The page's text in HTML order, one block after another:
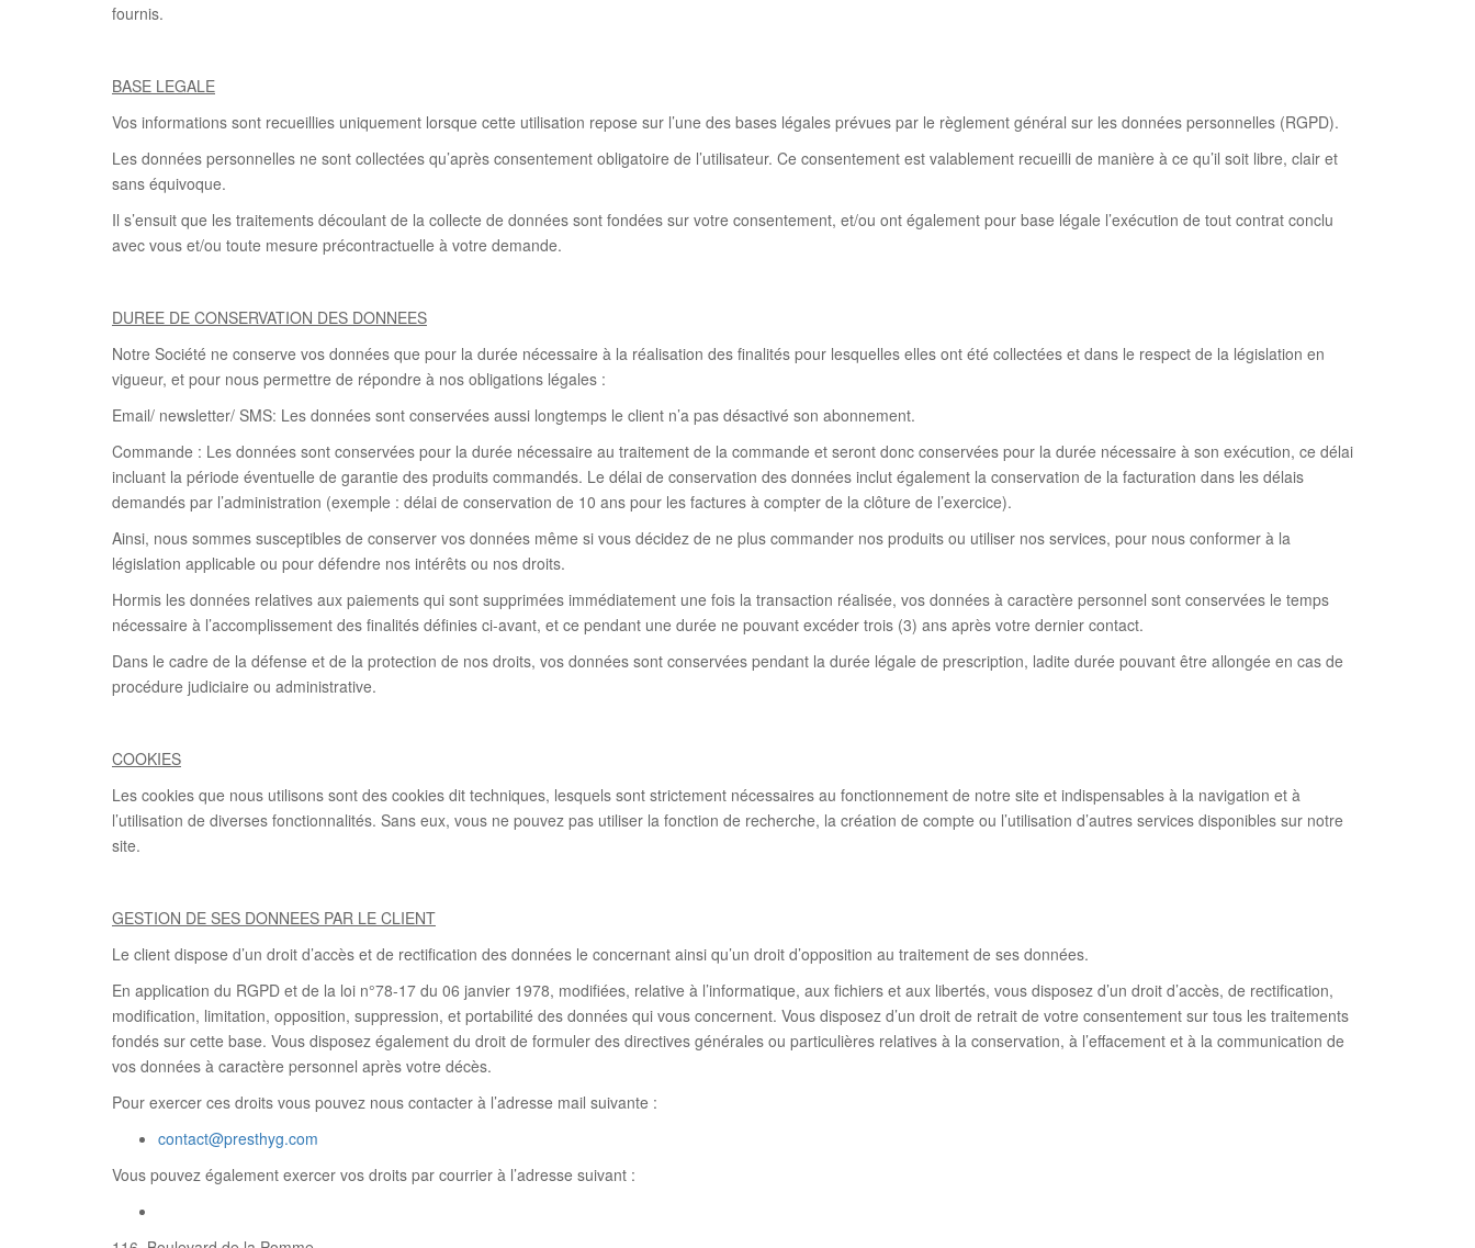
fournis.
BASE LEGALE
Vos informations sont recueillies uniquement lorsque cette utilisation repose sur l’une des bases légales prévues par le règlement général sur les données personnelles (RGPD).
Les données personnelles ne sont collectées qu’après consentement obligatoire de l’utilisateur. Ce consentement est valablement recueilli de manière à ce qu’il soit libre, clair et
sans équivoque.
Il s’ensuit que les traitements découlant de la collecte de données sont fondées sur votre consentement, et/ou ont également pour base légale l’exécution de tout contrat conclu
avec vous et/ou toute mesure précontractuelle à votre demande.
DUREE DE CONSERVATION DES DONNEES
Notre Société ne conserve vos données que pour la durée nécessaire à la réalisation des finalités pour lesquelles elles ont été collectées et dans le respect de la législation en
vigueur, et pour nous permettre de répondre à nos obligations légales :
Email/ newsletter/ SMS: Les données sont conservées aussi longtemps le client n’a pas désactivé son abonnement.
Commande : Les données sont conservées pour la durée nécessaire au traitement de la commande et seront donc conservées pour la durée nécessaire à son exécution, ce délai
incluant la période éventuelle de garantie des produits commandés. Le délai de conservation des données inclut également la conservation de la facturation dans les délais
demandés par l’administration (exemple : délai de conservation de 10 ans pour les factures à compter de la clôture de l’exercice).
Ainsi, nous sommes susceptibles de conserver vos données même si vous décidez de ne plus commander nos produits ou utiliser nos services, pour nous conformer à la
législation applicable ou pour défendre nos intérêts ou nos droits.
Hormis les données relatives aux paiements qui sont supprimées immédiatement une fois la transaction réalisée, vos données à caractère personnel sont conservées le temps
nécessaire à l’accomplissement des finalités définies ci-avant, et ce pendant une durée ne pouvant excéder trois (3) ans après votre dernier contact.
Dans le cadre de la défense et de la protection de nos droits, vos données sont conservées pendant la durée légale de prescription, ladite durée pouvant être allongée en cas de
procédure judiciaire ou administrative.
COOKIES
Les cookies que nous utilisons sont des cookies dit techniques, lesquels sont strictement nécessaires au fonctionnement de notre site et indispensables à la navigation et à
l’utilisation de diverses fonctionnalités. Sans eux, vous ne pouvez pas utiliser la fonction de recherche, la création de compte ou l’utilisation d’autres services disponibles sur notre
site.
GESTION DE SES DONNEES PAR LE CLIENT
Le client dispose d’un droit d’accès et de rectification des données le concernant ainsi qu’un droit d’opposition au traitement de ses données.
En application du RGPD et de la loi n°78-17 du 06 janvier 1978, modifiées, relative à l’informatique, aux fichiers et aux libertés, vous disposez d’un droit d’accès, de rectification,
modification, limitation, opposition, suppression, et portabilité des données qui vous concernent. Vous disposez d’un droit de retrait de votre consentement sur tous les traitements
fondés sur cette base. Vous disposez également du droit de formuler des directives générales ou particulières relatives à la conservation, à l’effacement et à la communication de
vos données à caractère personnel après votre décès.
Pour exercer ces droits vous pouvez nous contacter à l’adresse mail suivante :
contact@presthyg.com
Vous pouvez également exercer vos droits par courrier à l’adresse suivant :